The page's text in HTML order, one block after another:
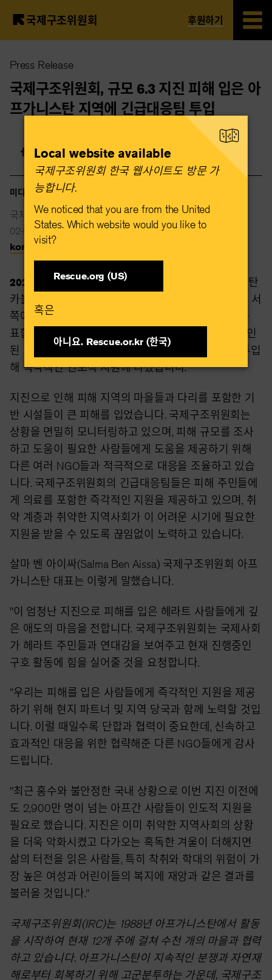
main
content
국제구조위원회 후원하기
Press Release
국제구조위원회, 규모 6.3 지진 피해 입은 아
프가니스탄 지역에 긴급대응팀 투입
미디어 연락처
국제구조위원회
02-2088-2015
korea@rescue.org
2023년 10월 08일 —2023년 10월 8일 아프가니스탄
카불 --국제구조위원회(IRC)는 어제 10월 7일 헤라트 서
쪽에서 발생한 규모 6.3의 엄청난 지진에 깊은 애도를
표합니다. 지금까지 수백 명이 목숨을 잃은 것으로 확인
된 가운데, 국제구조위원회는 긴급대응팀을 현지에 투입
해 즉각적인 인도적 지원에 나섰습니다.
지진으로 인해 피해 지역의 마을들과 다리를 포함한 기
반 시설들이 큰 피해를 입었습니다. 국제구조위원회는
상황을 면밀히 모니터링하고 있으며, 피해 규모를 조사
하고 도움이 필요한 사람들에게 도움을 제공하기 위해
다른 여러 NGO들과 적극적으로 대응을 조율하고 있습
니다. 국제구조위원회의 긴급대응팀들은 피해 주민들에
게 의료를 포함한 즉각적인 지원을 제공하고 있으며, 취
약 계층과 취약한 지역사회가 이 어려운 시기에 필요한
지원을 받을 수 있도록 끊임없이 노력하고 있습니다.
살마 벤 아이싸(Salma Ben Aissa) 국제구조위원회 아프
가니스탄 대표는 이렇게 말했습니다.
"이 엄청난 지진으로 피해를 입은 헤라트 사람들에게 깊
은 애도의 마음을 전합니다. 국제구조위원회는 국제사회
가 헤라트 주민들과 연대감을 보여주고 현재 진행중인
구호 활동에 힘을 실어줄 것을 요청합니다.
"우리는 피해를 입은 사람들에게 즉각적인 지원을 제공
하기 위해 현지 파트너 및 지역 당국과 함께 노력할 것입
니다. 이럴 때일수록 단합과 협력이 중요한데, 신속하고
효과적인 대응을 위한 협략해준 다른 NGO들에게 감사
드립니다.
"최근 홍수와 불안정한 국내 상황으로 이번 지진 이전에
도 2,900만 명이 넘는 아프간 사람들이 인도적 지원을
필요로 했습니다. 지진은 이미 취약한 지역사회의 상황
을 더욱 악화시켰고 다가오는 혹독한 겨울이 더해지면
삶의 터전을 읽은 사람들, 특히 착취와 학대의 위험이 가
장 높은 여성과 어린이들의 복지에 재앙과 같은 결과를
불러올 것입니다."
국제구조위원회(IRC)는 1988년 아프가니스탄에서 활동
을 시작하여 현재 12개 주에 걸쳐 수천 개의 마을과 협력
하고 있습니다. 아프가니스탄이 지속적인 분쟁과 자연재
해로부터 회복하기 위해 고군분투하는 가운데, 국제구조
Local website available
국제구조위원회 한국 웹사이트도 방문 가
능합니다.​
We noticed that you are from the United
States. Which website would you like to
visit?
Rescue.org (US)
혹은​
아니요. Rescue.or.kr (한국)​